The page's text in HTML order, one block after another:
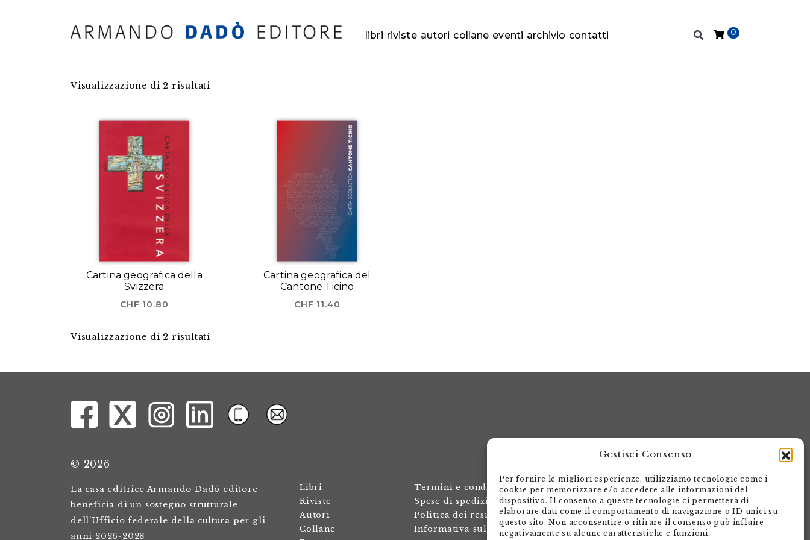
Gestisci Consenso
Per fornire le migliori esperienze, utilizziamo tecnologie come i
cookie per memorizzare e/o accedere alle informazioni del
dispositivo. Il consenso a queste tecnologie ci permetterà di
elaborare dati come il comportamento di navigazione o ID unici su
questo sito. Non acconsentire o ritirare il consenso può influire
negativamente su alcune caratteristiche e funzioni.
libri riviste autori collane eventi archivio contatti 0
Visualizzazione di 2 risultati
Cartina geografica della
Svizzera
CHF 10.80
Cartina geografica del
Cantone Ticino
CHF 11.40
Visualizzazione di 2 risultati
© 2026
La casa editrice Armando Dadò editore
beneficia di un sostegno strutturale
dell’Ufficio federale della cultura per gli
anni 2026-2028
Libri
Riviste
Autori
Collane
Termini e condizioni
Spese di spedizione
Politica dei resi
Informativa sulla privacy
Armando Dadò Editore
Via Giovanni Antonio Orelli 29
Casella postale 563
CH - 6601 Locarno